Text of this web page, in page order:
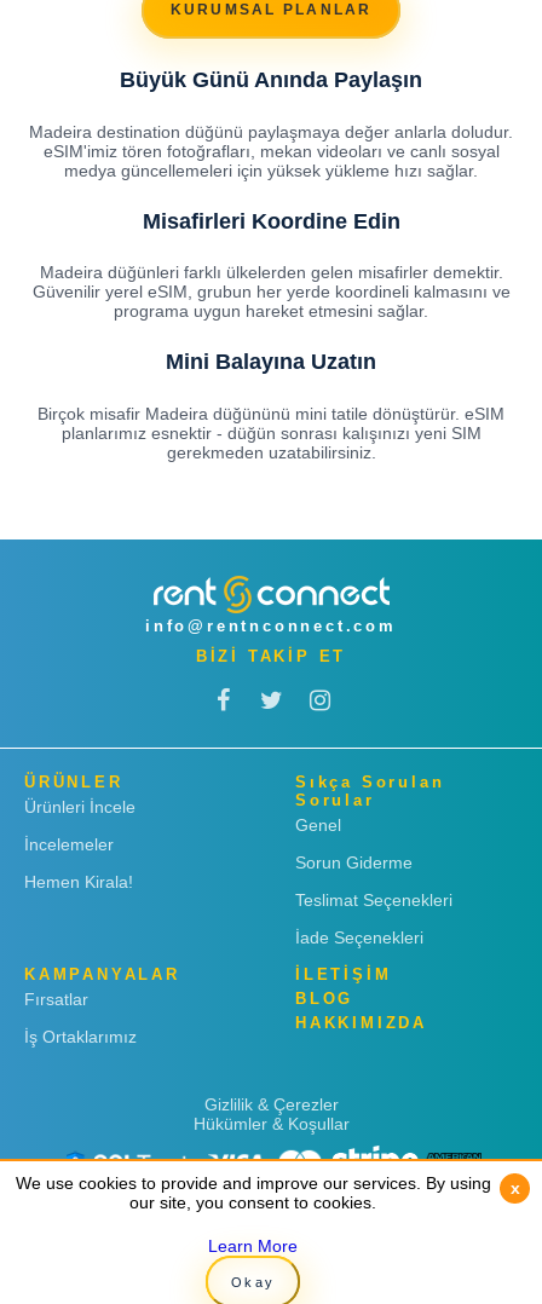
KURUMSAL PLANLAR
Büyük Günü Anında Paylaşın
Madeira destination düğünü paylaşmaya değer anlarla doludur.
eSIM'imiz tören fotoğrafları, mekan videoları ve canlı sosyal
medya güncellemeleri için yüksek yükleme hızı sağlar.
Misafirleri Koordine Edin
Madeira düğünleri farklı ülkelerden gelen misafirler demektir.
Güvenilir yerel eSIM, grubun her yerde koordineli kalmasını ve
programa uygun hareket etmesini sağlar.
Mini Balayına Uzatın
Birçok misafir Madeira düğününü mini tatile dönüştürür. eSIM
planlarımız esnektir - düğün sonrası kalışınızı yeni SIM
gerekmeden uzatabilirsiniz.
info@rentnconnect.com
BİZİ TAKİP ET
ÜRÜNLER
Ürünleri İncele
İncelemeler
Hemen Kirala!
Sıkça Sorulan
Sorular
Genel
Sorun Giderme
Teslimat Seçenekleri
İade Seçenekleri
KAMPANYALAR
Fırsatlar
İş Ortaklarımız
İLETİŞİM
BLOG
HAKKIMIZDA
Gizlilik & Çerezler
Hükümler & Koşullar
Copyright © 2019 Rent 'n Connect
We use cookies to provide and improve our services. By using
our site, you consent to cookies.
Learn More
Okay
x
We use cookies to provide and improve our services. By using
our site, you consent to cookies.
Learn More
Okay
x